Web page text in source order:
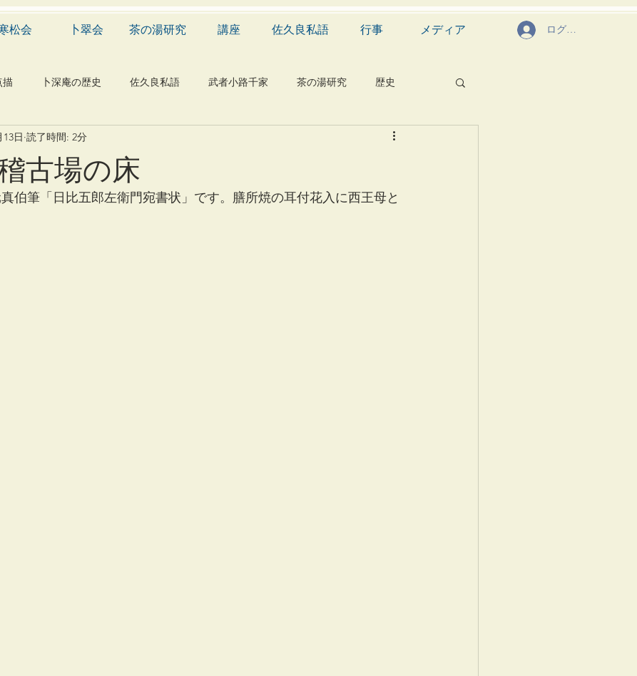
松会 卜翠会 茶の湯研究 講座 佐久良私語 行事 メディア ログイン
描 卜深庵の歴史 佐久良私語 武者小路千家 茶の湯研究 歴史
有職 民俗 食文化
植物 自然科学 音楽 メディア blog 芸能 茶道具
古場の床
13日 読了時間: 2分
伯筆「日比五郎左衛門宛書状」です。膳所焼の耳付花入に西王母と